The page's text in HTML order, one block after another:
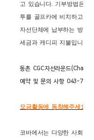
고 있습니다. 기부방법은 3
투를 골프카에 비치하고 자
자선단체에 납부하는 방식
세금과 캐디피 지불입니다.
동촌 CGC자선라운드
예약 및 문의 사항 043-722-
모금활동에 동참해주세요
코바에서는 다양한 사회모